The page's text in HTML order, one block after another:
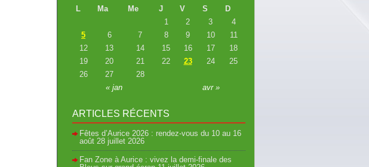
L
Ma Me J V S D
« jan avr »
1 2 3
4
5
6 7 8 9 10
11
12
13 14 15 16 17
18
19
20 21 22 23 24
25
26
27 28
ARTICLES RÉCENTS
Fêtes d’Aurice 2026 : rendez-vous du 10 au 16
août 28 juillet 2026
Fan Zone à Aurice : vivez la demi-finale des